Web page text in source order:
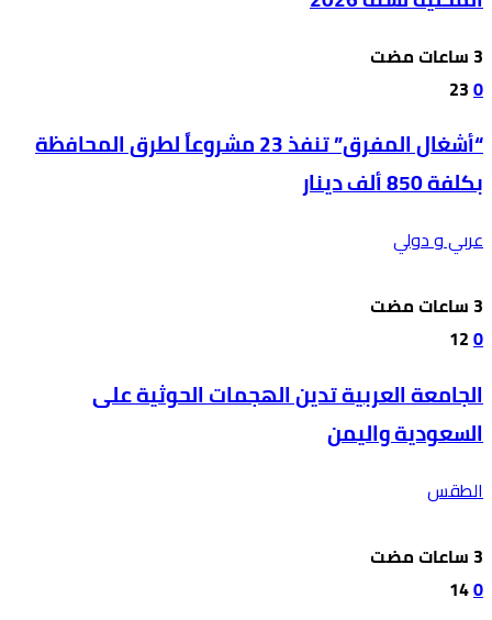
0
23
“أشغال المفرق” تنفذ 23 مشروعاً لطرق المحافظة
بكلفة 850 ألف دينار
عربي و دولي
0
12
الجامعة العربية تدين الهجمات الحوثية على
السعودية واليمن
الطقس
0
14